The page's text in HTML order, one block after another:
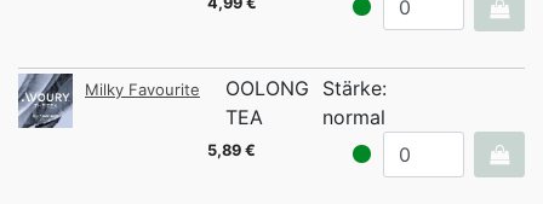
Milky Favourite
OOLONG
TEA
Stärke:
normal
5,89 €